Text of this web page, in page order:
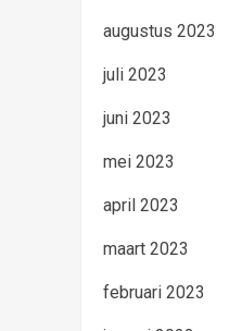
augustus 2023
juli 2023
juni 2023
mei 2023
april 2023
maart 2023
februari 2023